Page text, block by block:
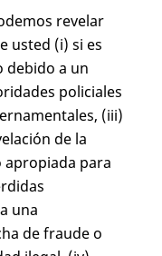
revelar
usted (i) si es
debido a un
policiales
(iii)
de la
apropiada para
una
de fraude o